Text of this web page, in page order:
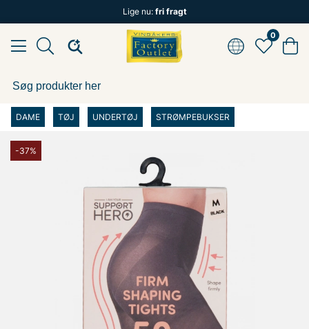
Lige nu: fri fragt
0
DAME TØJ UNDERTØJ STRØMPEBUKSER
-37%